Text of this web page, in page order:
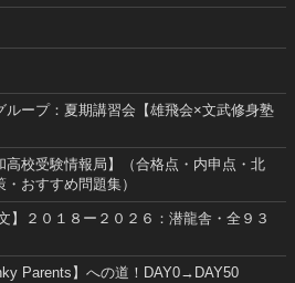
ループ：夏期講習会【雄飛会×文武修身塾
校受験情報局】（合格点・内申点・北
おすすめ問題集）
】２０１８ー２０２６：潜龍舎・全９３
Parents】への道！DAY0→DAY50